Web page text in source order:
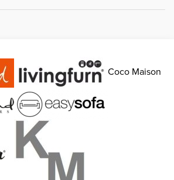
Coco Maison